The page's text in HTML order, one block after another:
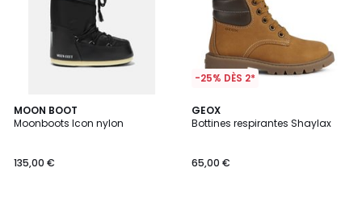
MOON BOOT
Moonboots Icon nylon
135,00 €
-25% DÈS 2*
GEOX
Bottines respirantes Shaylax
65,00 €
5
/